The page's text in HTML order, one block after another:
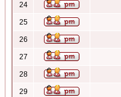
24
25
26
27
28
29